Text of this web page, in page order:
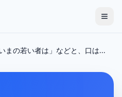
いまの若い者は」などと、口は...